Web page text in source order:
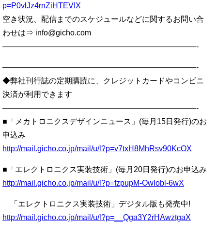
p=P0vlJz4rnZiHTEVIX
空き状況、配信までのスケジュールなどに関するお問い合
わせは⇒ info@gicho.com
—————————————————————————-
—————————————————————————-
◆弊社刊行誌の定期購読に、クレジットカードやコンビニ
決済が利用できます
—————————————————————————-
■「メカトロニクスデザインニュース」(毎月15日発行)のお
申込み
http://mail.gicho.co.jp/mail/u/l?p=v7txH8MhRsv90KcOX
■「エレクトロニクス実装技術」(毎月20日発行)のお申込み
http://mail.gicho.co.jp/mail/u/l?p=fzpupM-OwIobl-6wX
「エレクトロニクス実装技術」デジタル版も発売中!
http://mail.gicho.co.jp/mail/u/l?p=__Qga3Y2rHAwztgaX